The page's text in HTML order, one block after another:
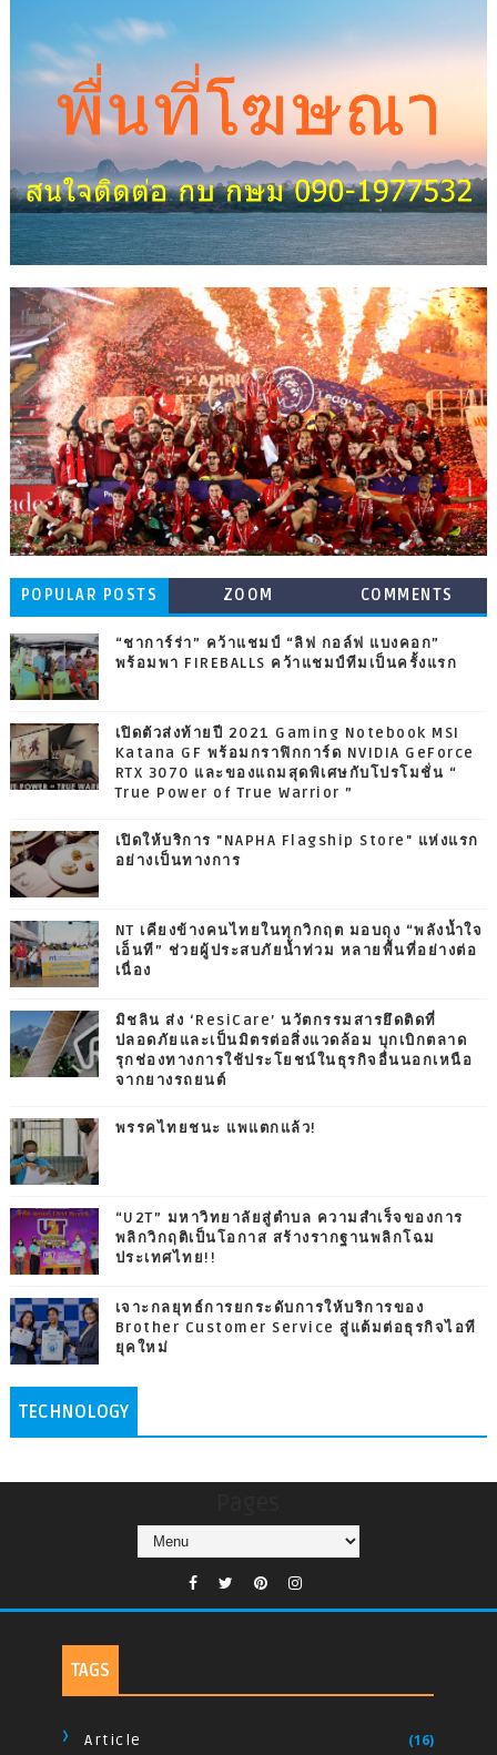
POPULAR POSTS ZOOM COMMENTS
“ชาการ์ร่า” คว้าแชมป์ “ลิฟ กอล์ฟ แบงคอก”
พร้อมพา FIREBALLS คว้าแชมป์ทีมเป็นครั้งแรก
เปิดตัวส่งท้ายปี 2021 Gaming Notebook MSI
Katana GF พร้อมกราฟิกการ์ด NVIDIA GeForce
RTX 3070 และของแถมสุดพิเศษกับโปรโมชั่น “
True Power of True Warrior ”
เปิดให้บริการ "NAPHA Flagship Store" แห่งแรก
อย่างเป็นทางการ
NT เคียงข้างคนไทยในทุกวิกฤต มอบถุง “พลังน้ำใจ
เอ็นที” ช่วยผู้ประสบภัยน้ำท่วม หลายพื้นที่อย่างต่อ
เนื่อง
มิชลิน ส่ง ‘ResiCare’ นวัตกรรมสารยึดติดที่
ปลอดภัยและเป็นมิตรต่อสิ่งแวดล้อม บุกเบิกตลาด
รุกช่องทางการใช้ประโยชน์ในธุรกิจอื่นนอกเหนือ
จากยางรถยนต์
พรรคไทยชนะ แพแตกแล้ว!
“U2T” มหาวิทยาลัยสู่ตำบล ความสำเร็จของการ
พลิกวิกฤติเป็นโอกาส สร้างรากฐานพลิกโฉม
ประเทศไทย!!
เจาะกลยุทธ์การยกระดับการให้บริการของ
Brother Customer Service สู่แต้มต่อธุรกิจไอที
ยุคใหม่
TECHNOLOGY
TAGS
Article (16)